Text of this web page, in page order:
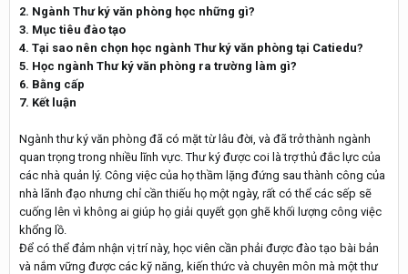
2. Ngành Thư ký văn phòng học những gì?
3. Mục tiêu đào tạo
4. Tại sao nên chọn học ngành Thư ký văn phòng tại Catiedu?
5. Học ngành Thư ký văn phòng ra trường làm gì?
6. Bằng cấp
7. Kết luận
Ngành thư ký văn phòng đã có mặt từ lâu đời, và đã trở thành ngành
quan trọng trong nhiều lĩnh vực. Thư ký được coi là trợ thủ đắc lực của
các nhà quản lý. Công việc của họ thầm lặng đứng sau thành công của
nhà lãnh đạo nhưng chỉ cần thiếu họ một ngày, rất có thể các sếp sẽ
cuống lên vì không ai giúp họ giải quyết gọn ghẽ khối lượng công việc
khổng lồ.
Để có thể đảm nhận vị trí này, học viên cần phải được đào tạo bài bản
và nắm vững được các kỹ năng, kiến thức và chuyên môn mà một thư